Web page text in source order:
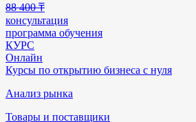
88 400 ₸
консультация
программа обучения
КУРС
Онлайн
Курсы по открытию бизнеса с нуля
Анализ рынка
Товары и поставщики